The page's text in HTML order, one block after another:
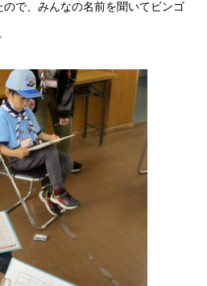
で、みんなの名前を聞いてビンゴ